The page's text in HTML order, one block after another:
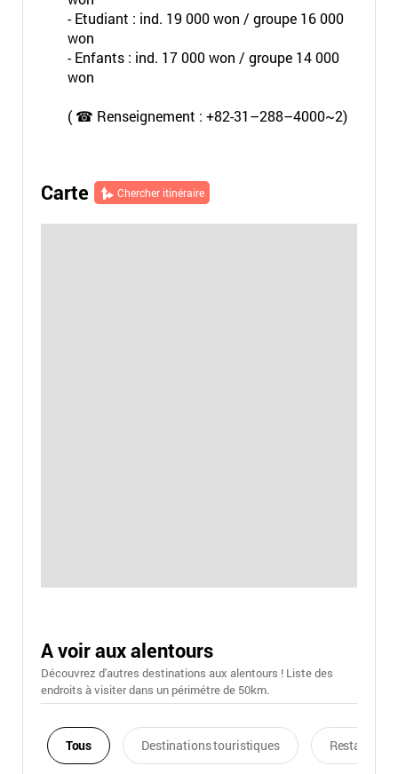
- Etudiant : ind. 19 000 won / groupe 16 000
won
- Enfants : ind. 17 000 won / groupe 14 000
won
( ☎ Renseignement : +82-31–288–4000~2)
Carte Chercher itinéraire
A voir aux alentours
Découvrez d'autres destinations aux alentours ! Liste des
endroits à visiter dans un périmétre de 50km.
Tous Destinations touristiques Restaurants